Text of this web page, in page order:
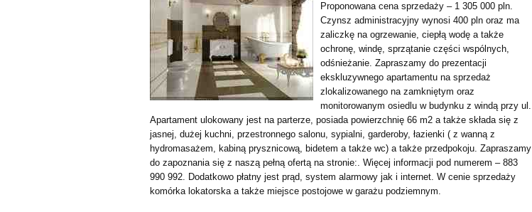
Proponowana cena sprzedaży – 1 305 000 pln.
Czynsz administracyjny wynosi 400 pln oraz ma
zaliczkę na ogrzewanie, ciepłą wodę a także
ochronę, windę, sprzątanie części wspólnych,
odśnieżanie. Zapraszamy do prezentacji
ekskluzywnego apartamentu na sprzedaż
zlokalizowanego na zamkniętym oraz
monitorowanym osiedlu w budynku z windą przy ul.
Apartament ulokowany jest na parterze, posiada powierzchnię 66 m2 a także składa się z
jasnej, dużej kuchni, przestronnego salonu, sypialni, garderoby, łazienki ( z wanną z
hydromasażem, kabiną prysznicową, bidetem a także wc) a także przedpokoju. Zapraszamy
do zapoznania się z naszą pełną ofertą na stronie:. Więcej informacji pod numerem – 883
990 992. Dodatkowo płatny jest prąd, system alarmowy jak i internet. W cenie sprzedaży
komórka lokatorska a także miejsce postojowe w garażu podziemnym.